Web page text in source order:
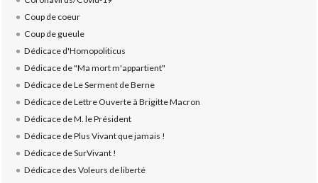
Coup de coeur
Coup de gueule
Dédicace d'Homopoliticus
Dédicace de "Ma mort m'appartient"
Dédicace de Le Serment de Berne
Dédicace de Lettre Ouverte à Brigitte Macron
Dédicace de M. le Président
Dédicace de Plus Vivant que jamais !
Dédicace de SurVivant !
Dédicace des Voleurs de liberté